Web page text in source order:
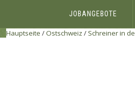
JOBANGEBOTE
Hauptseite /Ostschweiz / Schreiner in